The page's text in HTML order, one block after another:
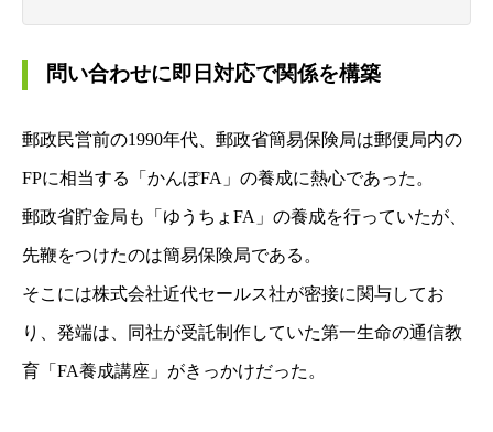
問い合わせに即日対応で関係を構築
郵政民営前の1990年代、郵政省簡易保険局は郵便局内の
FPに相当する 「かんぽFA」 の養成に熱心であった。
郵政省貯金局も「ゆうちょFA」の養成を行っていたが、
先鞭をつけたのは簡易保険局である。
そこには株式会社近代セールス社が密接に関与してお
り、発端は、同社が受託制作していた第一生命の通信教
育「FA養成講座」がきっかけだった。